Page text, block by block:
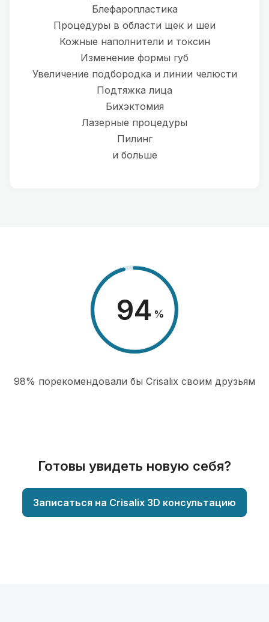
Блефаропластика
Процедуры в области щек и шеи
Кожные наполнители и токсин
Изменение формы губ
Увеличение подбородка и линии челюсти
Подтяжка лица
Бихэктомия
Лазерные процедуры
Пилинг
и больше
98 %
98% порекомендовали бы Сrisalix cвоим друзьям
Готовы увидеть новую себя?
Записаться на Crisalix 3D консультацию